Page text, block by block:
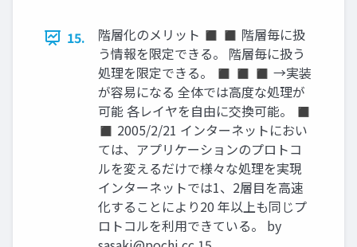
15.
階層化のメリット ◼ ◼ 階層毎に扱
う情報を限定できる。 階層毎に扱う
処理を限定できる。 ◼ ◼ ◼ →実装
が容易になる 全体では高度な処理が
可能 各レイヤを自由に交換可能。 ◼
◼ 2005/2/21 インターネットにおい
ては、アプリケーションのプロトコ
ルを変えるだけで様々な処理を実現
インターネットでは1、2層目を高速
化することにより20 年以上も同じプ
ロトコルを利用できている。 by